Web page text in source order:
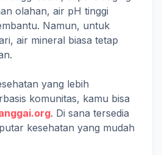
olahan, air pH tinggi
Namun, untuk
air mineral biasa tetap
yang lebih
komunitas, kamu bisa
. Di sana tersedia
kesehatan yang mudah